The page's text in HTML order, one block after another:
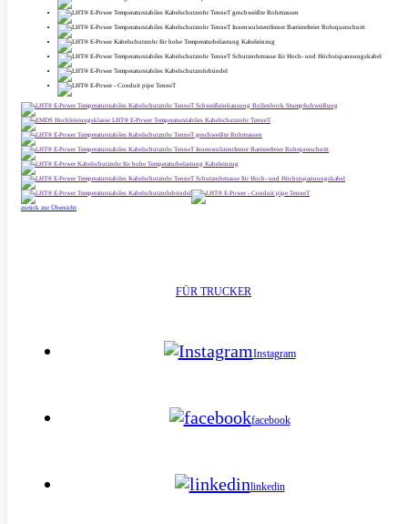
zurück zur Übersicht
FÜR TRUCKER
Instagram
facebook
linkedin